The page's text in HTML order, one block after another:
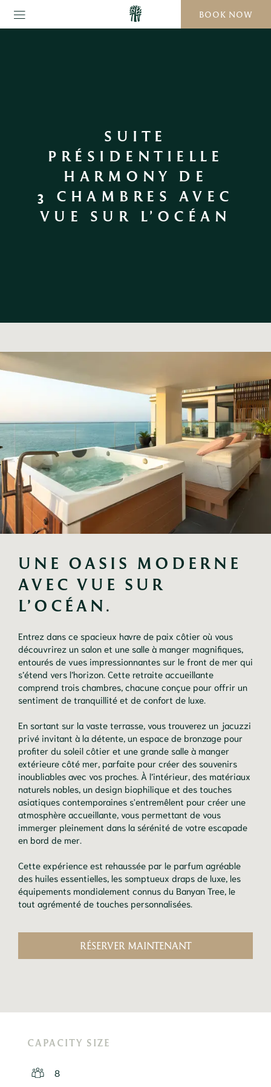
BOOK NOW
SUITE
PRÉSIDENTIELLE
HARMONY DE
3 CHAMBRES AVEC
VUE SUR L’OCÉAN
UNE OASIS MODERNE
AVEC VUE SUR
L’OCÉAN.
Entrez dans ce spacieux havre de paix côtier où vous
découvrirez un salon et une salle à manger magnifiques,
entourés de vues impressionnantes sur le front de mer qui
s’étend vers l’horizon. Cette retraite accueillante
comprend trois chambres, chacune conçue pour offrir un
sentiment de tranquillité et de confort de luxe.
En sortant sur la vaste terrasse, vous trouverez un jacuzzi
privé invitant à la détente, un espace de bronzage pour
profiter du soleil côtier et une grande salle à manger
extérieure côté mer, parfaite pour créer des souvenirs
inoubliables avec vos proches. À l’intérieur, des matériaux
naturels nobles, un design biophilique et des touches
asiatiques contemporaines s'entremêlent pour créer une
atmosphère accueillante, vous permettant de vous
immerger pleinement dans la sérénité de votre escapade
en bord de mer.
Cette expérience est rehaussée par le parfum agréable
des huiles essentielles, les somptueux draps de luxe, les
équipements mondialement connus du Banyan Tree, le
tout agrémenté de touches personnalisées.
RÉSERVER MAINTENANT
CAPACITY SIZE
8